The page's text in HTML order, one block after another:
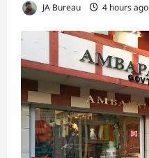
JA Bureau 4 hours ago